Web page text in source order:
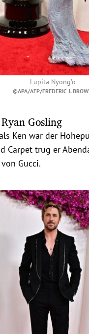
Lupita Nyong’o
©APA/AFP/FREDERIC J.
Gosling
Ken war der
Carpet trug er
Gucci.